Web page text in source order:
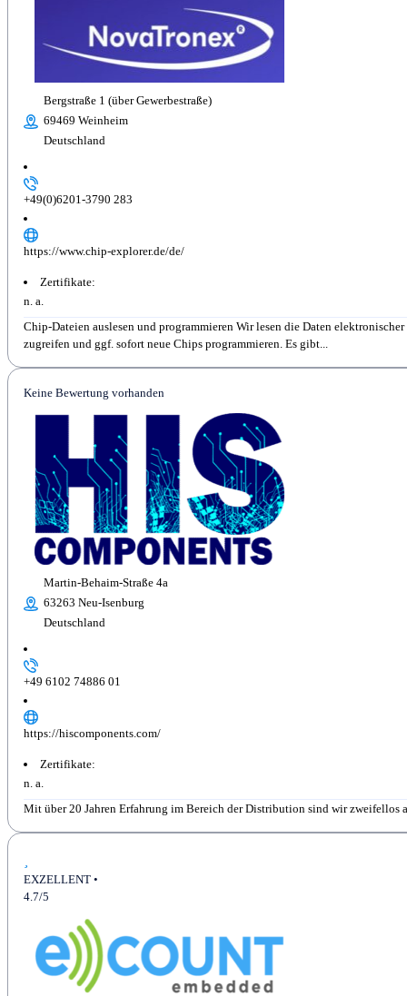
Bergstraße 1 (über Gewerbestraße)
69469 Weinheim
Deutschland
+49(0)6201-3790 283
https://www.chip-explorer.de/de/
Zertifikate:
n. a.
Chip-Dateien auslesen und programmieren Wir lesen die Daten
zugreifen und ggf. sofort neue Chips programmieren. Es gibt...
Martin-Behaim-Straße 4a
63263 Neu-Isenburg
Deutschland
+49 6102 74886 01
https://hiscomponents.com/
Zertifikate:
n. a.
Mit über 20 Jahren Erfahrung im Bereich der Distribution sind wir zweifellos
Keine Bewertung vorhanden
EXZELLENT •
4.7/5